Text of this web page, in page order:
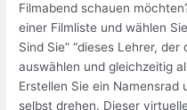
Filmabend schauen
einer Filmliste und wählen
Sind Sie” “dieses Lehrer,
auswählen und gleichzeitig
Erstellen Sie ein Namensrad
selbst drehen. Dieser